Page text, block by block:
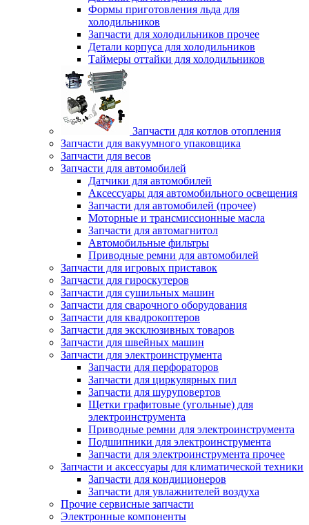
Формы приготовления льда для
холодильников
Запчасти для холодильников прочее
Детали корпуса для холодильников
Таймеры оттайки для холодильников
Запчасти для котлов отопления
Запчасти для вакуумного упаковщика
Запчасти для весов
Запчасти для автомобилей
Датчики для автомобилей
Аксессуары для автомобильного освещения
Запчасти для автомобилей (прочее)
Моторные и трансмиссионные масла
Запчасти для автомагнитол
Автомобильные фильтры
Приводные ремни для автомобилей
Запчасти для игровых приставок
Запчасти для гироскутеров
Запчасти для сушильных машин
Запчасти для сварочного оборудования
Запчасти для квадрокоптеров
Запчасти для эксклюзивных товаров
Запчасти для швейных машин
Запчасти для электроинструмента
Запчасти для перфораторов
Запчасти для циркулярных пил
Запчасти для шуруповертов
Щетки графитовые (угольные) для
электроинструмента
Приводные ремни для электроинструмента
Подшипники для электроинструмента
Запчасти для электроинструмента прочее
Запчасти и аксессуары для климатической техники
Запчасти для кондиционеров
Запчасти для увлажнителей воздуха
Прочие сервисные запчасти
Электронные компоненты